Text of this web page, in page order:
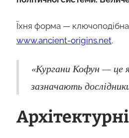
Їхня форма —
www.ancient-origins.net.
«Кургани Кофун — це
зазначають